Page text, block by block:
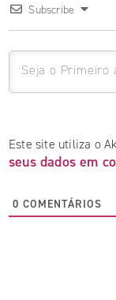
Subscribe
Este site utiliza o
seus dados em
0 COMENTÁRIOS